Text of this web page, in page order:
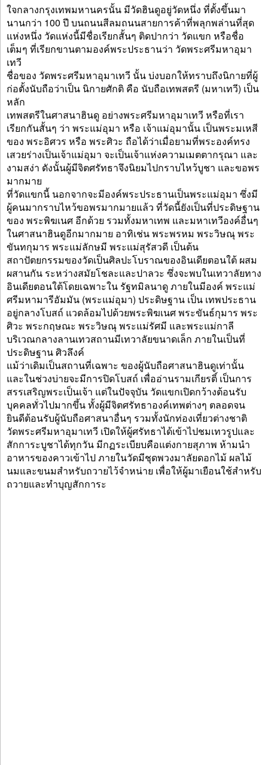
ใจกลางกรุงเทพมหานครนั้น มีวัดฮินดูอยู่วัดหนึ่ง ที่ตั้งขึ้นมา
นานกว่า 100 ปี บนถนนสีลมถนนสายการค้าที่พลุกพล่านที่สุด
แห่งหนึ่ง วัดแห่งนี้มีชื่อเรียกสั้นๆ ติดปากว่า วัดแขก หรือชื่อ
เต็มๆ ที่เรียกขานตามองค์พระประธานว่า วัดพระศรีมหาอุมา
เทวี
ชื่อของ วัดพระศรีมหาอุมาเทวี นั้น บ่งบอกให้ทราบถึงนิกายที่ผู้
ก่อตั้งนับถือว่าเป็น นิกายศักติ คือ นับถือเทพสตรี (มหาเทวี) เป็น
หลัก
เทพสตรีในศาสนาฮินดู อย่างพระศรีมหาอุมาเทวี หรือที่เรา
เรียกกันสั้นๆ ว่า พระแม่อุมา หรือ เจ้าแม่อุมานั้น เป็นพระมเหสี
ของ พระอิศวร หรือ พระศิวะ ถือได้ว่าเมื่อยามที่พระองค์ทรง
เสวยร่างเป็นเจ้าแม่อุมา จะเป็นเจ้าแห่งความเมตตากรุณา และ
งามสง่า ดังนั้นผู้มีจิตศรัทธาจึงนิยมไปกราบไหว้บูชา และขอพร
มากมาย
ที่วัดแขกนี้ นอกจากจะมีองค์พระประธานเป็นพระแม่อุมา ซึ่งมี
ผู้คนมากราบไหว้ขอพรมากมายแล้ว ที่วัดนี้ยังเป็นที่ประดิษฐาน
ของ พระพิฆเนศ อีกด้วย รวมทั้งมหาเทพ และมหาเทวีองค์อื่นๆ
ในศาสนาฮินดูอีกมากมาย อาทิเช่น พระพรหม พระวิษณุ พระ
ขันทกุมาร พระแม่ลักษมี พระแม่สุรัสวดี เป็นต้น
สถาปัตยกรรมของวัดเป็นศิลปะโบราณของอินเดียตอนใต้ ผสม
ผสานกัน ระหว่างสมัยโชละและปาลวะ ซึ่งจะพบในเทวาลัยทาง
อินเดียตอนใต้โดยเฉพาะใน รัฐทมิลนาดู ภายในมีองค์ พระแม่
ศรีมหามารีอัมมัน (พระแม่อุมา) ประดิษฐาน เป็น เทพประธาน
อยู่กลางโบสถ์ แวดล้อมไปด้วยพระพิฆเนศ พระขันธ์กุมาร พระ
ศิวะ พระกฤษณะ พระวิษณุ พระแม่รัศมี และพระแม่กาลี
บริเวณกลางลานเทวสถานมีเทวาลัยขนาดเล็ก ภายในเป็นที่
ประดิษฐาน ศิวลึงค์
แม้ว่าเดิมเป็นสถานที่เฉพาะ ของผู้นับถือศาสนาฮินดูเท่านั้น
และในช่วงบ่ายจะมีการปิดโบสถ์ เพื่ออ่านรามเกียรติ์ เป็นการ
สรรเสริญพระเป็นเจ้า แต่ในปัจจุบัน วัดแขกเปิดกว้างต้อนรับ
บุคคลทั่วไปมากขึ้น ทั้งผู้มีจิตศรัทธาองค์เทพต่างๆ ตลอดจน
ยินดีต้อนรับผู้นับถือศาสนาอื่นๆ รวมทั้งนักท่องเที่ยวต่างชาติ
วัดพระศรีมหาอุมาเทวี เปิดให้ผู้ศรัทธาได้เข้าไปชมเทวรูปและ
สักการะบูชาได้ทุกวัน มีกฏระเบียบคือแต่งกายสุภาพ ห้ามนำ
อาหารของคาวเข้าไป ภายในวัดมีชุดพวงมาลัยดอกไม้ ผลไม้
นมและขนมสำหรับถวายไว้จำหน่าย เพื่อให้ผู้มาเยือนใช้สำหรับ
ถวายและทำบุญสักการะ